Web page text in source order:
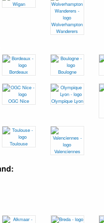
Wigan
Wolverhampton
Wanderers
Bordeaux Boulogne
OGC Nice
Olympique Lyon
Toulouse
Valenciennes